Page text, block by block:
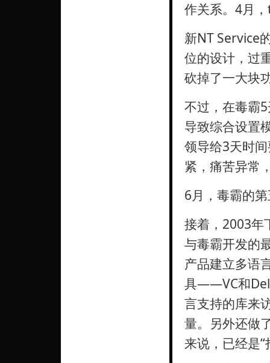
作关系。4月
新NT Service
位的设计，过
砍掉了一大块
不过，在毒霸
导致综合设置
领导给3天时
紧，痛苦异常
6月，毒霸的
接着，2003年
与毒霸开发的
产品建立多语
具――VC和
言支持的库来
量。另外还做
来说，已经是“